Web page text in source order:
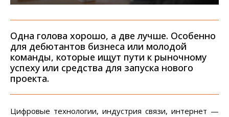
Одна голова хорошо, а две лучше. Особенно
для дебютантов бизнеса или молодой
команды, которые ищут пути к рыночному
успеху или средства для запуска нового
проекта.
Цифровые технологии, индустрия связи, интернет —